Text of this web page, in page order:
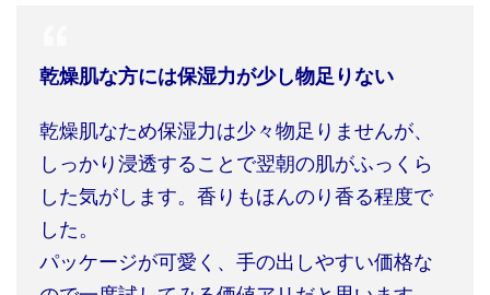
乾燥肌な方には保湿力が少し物足りない
乾燥肌なため保湿力は少々物足りませんが、
しっかり浸透することで翌朝の肌がふっくら
した気がします。香りもほんのり香る程度で
した。
パッケージが可愛く、手の出しやすい価格な